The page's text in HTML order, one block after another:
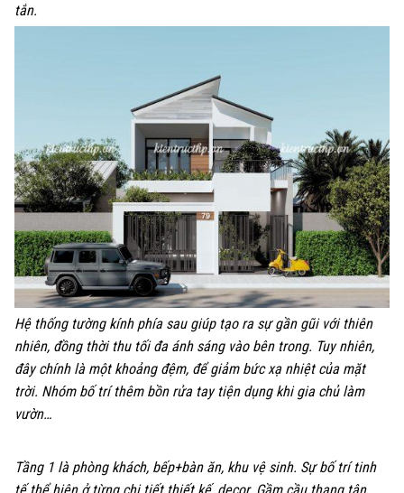
tắn.
Hệ thống tường kính phía sau giúp tạo ra sự gần gũi với thiên
nhiên, đồng thời thu tối đa ánh sáng vào bên trong. Tuy nhiên,
đây chính là một khoảng đệm, để giảm bức xạ nhiệt của mặt
trời. Nhóm bố trí thêm bồn rửa tay tiện dụng khi gia chủ làm
vườn…
Tầng 1 là phòng khách, bếp+bàn ăn, khu vệ sinh. Sự bố trí tinh